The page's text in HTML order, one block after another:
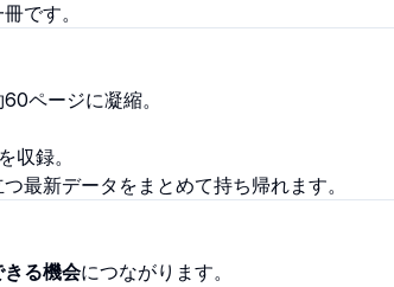
です。
ページに凝縮。
録。
最新データをまとめて持ち帰れます。
る機会につながります。